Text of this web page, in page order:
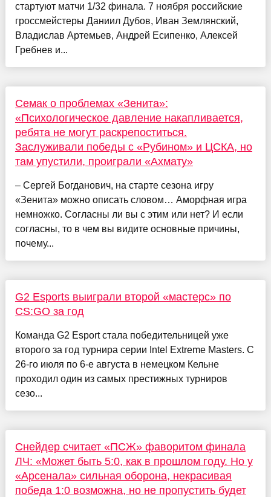
стартуют матчи 1/32 финала. 7 ноября российские
гроссмейстеры Даниил Дубов, Иван Землянский,
Владислав Артемьев, Андрей Есипенко, Алексей
Гребнев и...
Семак о проблемах «Зенита»:
«Психологическое давление накапливается,
ребята не могут раскрепоститься.
Заслуживали победы с «Рубином» и ЦСКА, но
там упустили, проиграли «Ахмату»
– Сергей Богданович, на старте сезона игру
«Зенита» можно описать словом… Аморфная игра
немножко. Согласны ли вы с этим или нет? И если
согласны, то в чем вы видите основные причины,
почему...
G2 Esports выиграли второй «мастерс» по
CS:GO за год
Команда G2 Esport стала победительницей уже
второго за год турнира серии Intel Extreme Masters. С
26-го июля по 6-е августа в немецком Кельне
проходил один из самых престижных турниров
сезо...
Снейдер считает «ПСЖ» фаворитом финала
ЛЧ: «Может быть 5:0, как в прошлом году. Но у
«Арсенала» сильная оборона, некрасивая
победа 1:0 возможна, но не пропустить будет